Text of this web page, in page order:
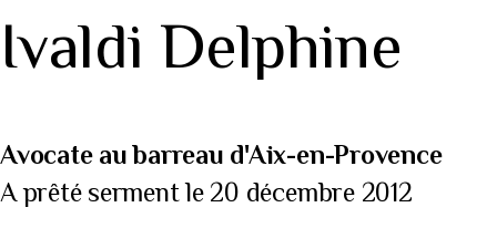
Ivaldi Delphine
Avocate au barreau d'Aix-en-Provence
A prêté serment le 20 décembre 2012